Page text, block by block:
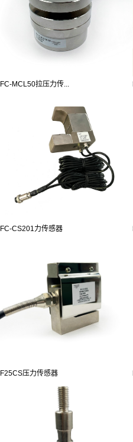
FC-MCL50拉压力传...
FC-CS201力传感器
F25CS压力传感器